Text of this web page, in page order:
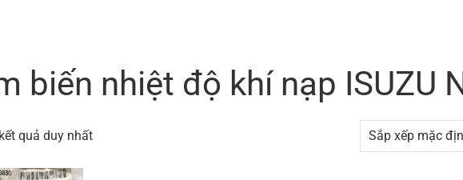
biến nhiệt độ khí nạp ISUZU
quả duy nhất